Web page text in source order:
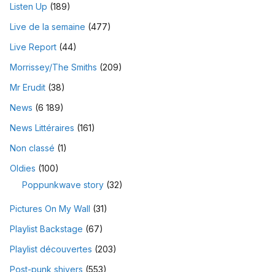
Listen Up (189)
Live de la semaine (477)
Live Report (44)
Morrissey/The Smiths (209)
Mr Erudit (38)
News (6 189)
News Littéraires (161)
Non classé (1)
Oldies (100)
Poppunkwave story (32)
Pictures On My Wall (31)
Playlist Backstage (67)
Playlist découvertes (203)
Post-punk shivers (553)